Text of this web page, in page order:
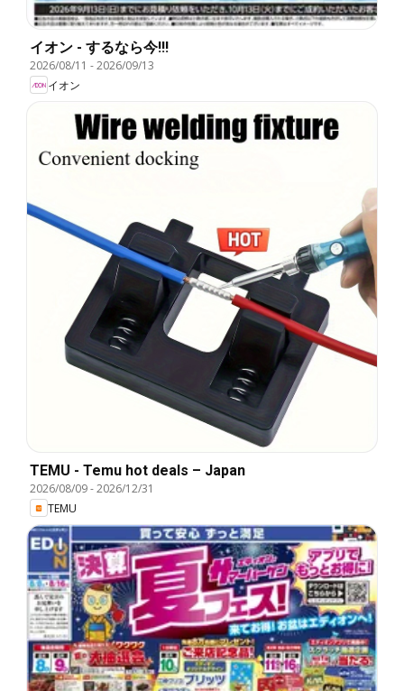
イオン - するなら今!!!
2026/08/11 -2026/09/13
イオン
TEMU - Temu hot deals – Japan
2026/08/09-2026/12/31
TEMU